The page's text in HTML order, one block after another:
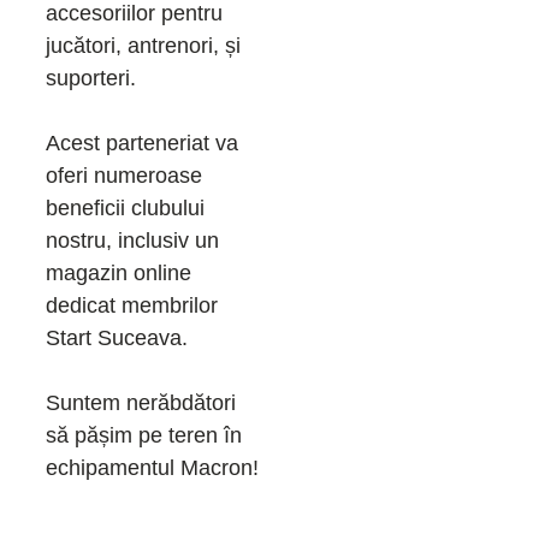
accesoriilor pentru
jucători, antrenori, și
suporteri.
Acest parteneriat va
oferi numeroase
beneficii clubului
nostru, inclusiv un
magazin online
dedicat membrilor
Start Suceava.
Suntem nerăbdători
să pășim pe teren în
echipamentul Macron!